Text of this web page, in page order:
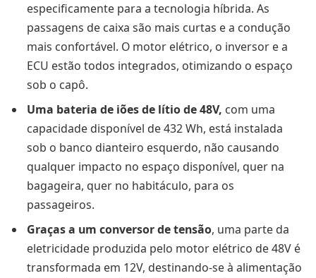
especificamente para a tecnologia híbrida. As
passagens de caixa são mais curtas e a condução
mais confortável. O motor elétrico, o inversor e a
ECU estão todos integrados, otimizando o espaço
sob o capô.
Uma bateria de iões de lítio de 48V, com uma
capacidade disponível de 432 Wh, está instalada
sob o banco dianteiro esquerdo, não causando
qualquer impacto no espaço disponível, quer na
bagageira, quer no habitáculo, para os
passageiros.
Graças a um conversor de tensão, uma parte da
eletricidade produzida pelo motor elétrico de 48V é
transformada em 12V, destinando-se à alimentação